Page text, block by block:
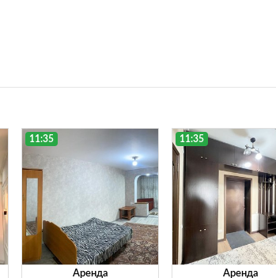
11:35
Аренда
11:35
Аренда